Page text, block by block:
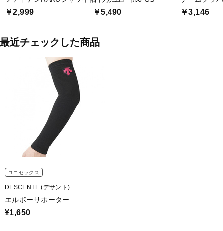
￥2,999 ￥5,490 ￥3,146
最近チェックした商品
ユニセックス
DESCENTE (デサント)
エルボーサポーター
¥1,650